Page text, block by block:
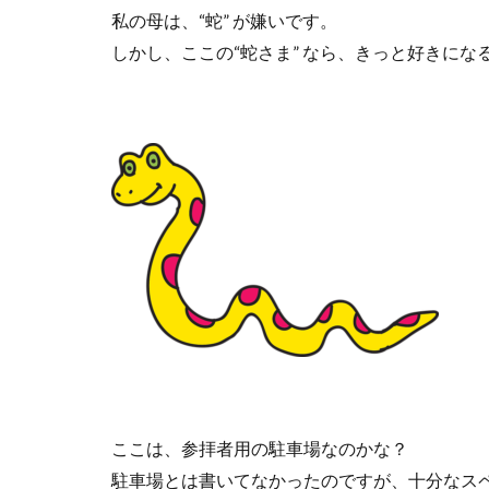
私の母は、 “蛇” が嫌いです。
しかし、ここの“蛇さま ” なら、きっと好きにな
ここは、参拝者用の駐車場なのかな？
駐車場とは書いてなかったのですが、十分なス